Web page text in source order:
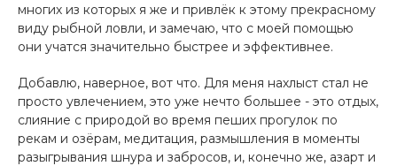
многих из которых я же и привлёк к этому прекрасному
виду рыбной ловли, и замечаю, что с моей помощью
они учатся значительно быстрее и эффективнее.
Добавлю, наверное, вот что. Для меня нахлыст стал не
просто увлечением, это уже нечто большее - это отдых,
слияние с природой во время пеших прогулок по
рекам и озёрам, медитация, размышления в моменты
разыгрывания шнура и забросов, и, конечно же, азарт и